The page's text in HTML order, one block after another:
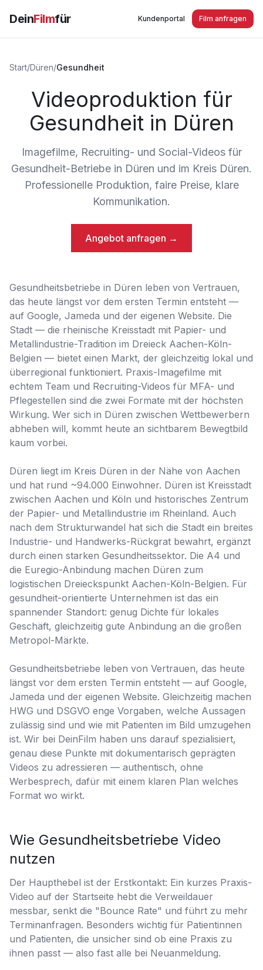
DeinFilmfür Kundenportal Film anfragen
Start/Düren/Gesundheit
Videoproduktion für
Gesundheit in Düren
Imagefilme, Recruiting- und Social-Videos für
Gesundheit-Betriebe in Düren und im Kreis Düren.
Professionelle Produktion, faire Preise, klare
Kommunikation.
Angebot anfragen →
Gesundheitsbetriebe in Düren leben von Vertrauen,
das heute längst vor dem ersten Termin entsteht —
auf Google, Jameda und der eigenen Website. Die
Stadt — die rheinische Kreisstadt mit Papier- und
Metallindustrie-Tradition im Dreieck Aachen-Köln-
Belgien — bietet einen Markt, der gleichzeitig lokal und
überregional funktioniert. Praxis-Imagefilme mit
echtem Team und Recruiting-Videos für MFA- und
Pflegestellen sind die zwei Formate mit der höchsten
Wirkung. Wer sich in Düren zwischen Wettbewerbern
abheben will, kommt heute an sichtbarem Bewegtbild
kaum vorbei.
Düren liegt im Kreis Düren in der Nähe von Aachen
und hat rund ~94.000 Einwohner. Düren ist Kreisstadt
zwischen Aachen und Köln und historisches Zentrum
der Papier- und Metallindustrie im Rheinland. Auch
nach dem Strukturwandel hat sich die Stadt ein breites
Industrie- und Handwerks-Rückgrat bewahrt, ergänzt
durch einen starken Gesundheitssektor. Die A4 und
die Euregio-Anbindung machen Düren zum
logistischen Dreieckspunkt Aachen-Köln-Belgien. Für
gesundheit-orientierte Unternehmen ist das ein
spannender Standort: genug Dichte für lokales
Geschäft, gleichzeitig gute Anbindung an die großen
Metropol-Märkte.
Gesundheitsbetriebe leben von Vertrauen, das heute
längst vor dem ersten Termin entsteht — auf Google,
Jameda und der eigenen Website. Gleichzeitig machen
HWG und DSGVO enge Vorgaben, welche Aussagen
zulässig sind und wie mit Patienten im Bild umzugehen
ist. Wir bei DeinFilm haben uns darauf spezialisiert,
genau diese Punkte mit dokumentarisch geprägten
Videos zu adressieren — authentisch, ohne
Werbesprech, dafür mit einem klaren Plan welches
Format wo wirkt.
Wie Gesundheitsbetriebe Video
nutzen
Der Haupthebel ist der Erstkontakt: Ein kurzes Praxis-
Video auf der Startseite hebt die Verweildauer
messbar, senkt die "Bounce Rate" und führt zu mehr
Terminanfragen. Besonders wichtig für Patientinnen
und Patienten, die unsicher sind ob eine Praxis zu
ihnen passt — also fast alle bei Neuanmeldung.